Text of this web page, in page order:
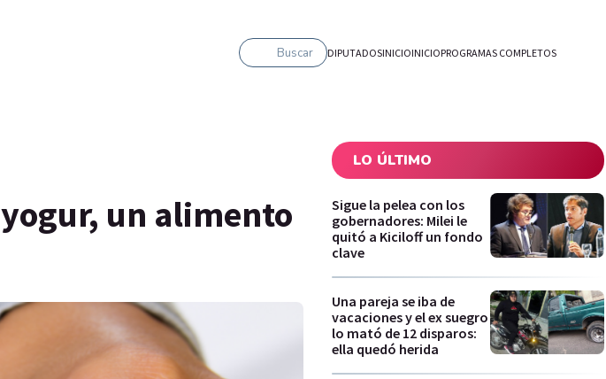
Buscar DIPUTADOSINICIOINICIOPROGRAMAS COMPLETOS
un alimento
LO ÚLTIMO
Sigue la pelea con los
gobernadores: Milei le
quitó a Kiciloff un fondo
clave
Una pareja se iba de
vacaciones y el ex suegro
lo mató de 12 disparos:
ella quedó herida